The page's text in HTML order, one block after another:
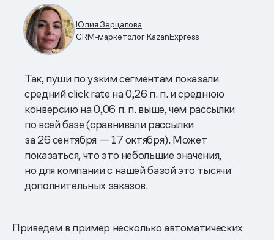
Юлия Зерцалова
CRM-маркетолог KazanExpress
Так, пуши по узким сегментам показали
средний click rate на 0,26 п. п. и среднюю
конверсию на 0,06 п. п. выше, чем рассылки
по всей базе (сравнивали рассылки
за 26 сентября — 17 октября). Может
показаться, что это небольшие значения,
но для компании с нашей базой это тысячи
дополнительных заказов.
Приведем в пример несколько автоматических